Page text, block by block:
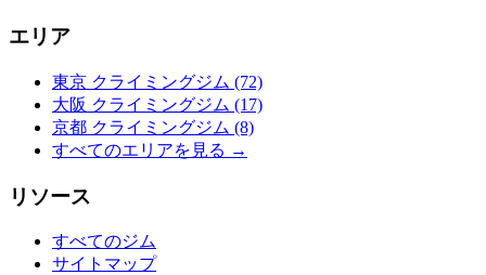
エリア
東京 クライミングジム (72)
大阪 クライミングジム (17)
京都 クライミングジム (8)
すべてのエリアを見る →
リソース
すべてのジム
サイトマップ